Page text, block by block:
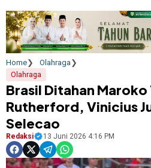
Home Olahraga
Olahraga
Brasil Ditahan Maroko
Rutherford, Vinicius
Selecao
Redaksi 13 Juni 2026 4:16 PM